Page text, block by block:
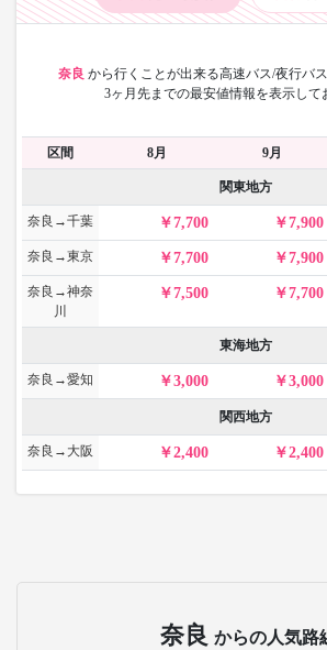
奈良 から行くことが出来る高速バス/夜行バ
3ヶ月先までの最安値情報を表示して
区間 8月 9月
関東地方
奈良→千葉 7,700 7,900
奈良→東京 7,700 7,900
奈良→神奈
川
7,500 7,700
東海地方
奈良→愛知 3,000 3,000
関西地方
奈良→大阪 2,400 2,400
奈良 からの人気路